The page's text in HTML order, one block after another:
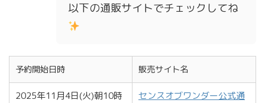
以下の通販サイトでチェックしてね
予約開始日時 販売サイト名
2025年11月4日(火)朝10時
センスオブワンダー公式通